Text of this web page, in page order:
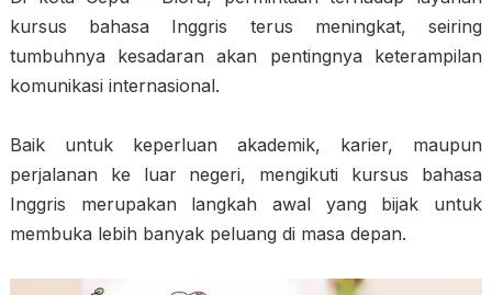
kursus bahasa Inggris terus meningkat, seiring
tumbuhnya kesadaran akan pentingnya keterampilan
komunikasi internasional.
Baik untuk keperluan akademik, karier, maupun
perjalanan ke luar negeri, mengikuti kursus bahasa
Inggris merupakan langkah awal yang bijak untuk
membuka lebih banyak peluang di masa depan.